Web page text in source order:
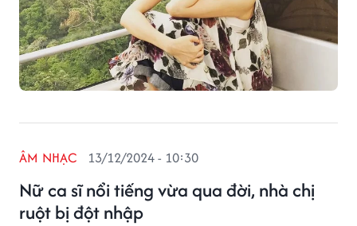
Nữ ca sĩ nổi tiếng vừa qua đời, nhà chị
ruột bị đột nhập
ÂM NHẠC 13/12/2024 - 10:30